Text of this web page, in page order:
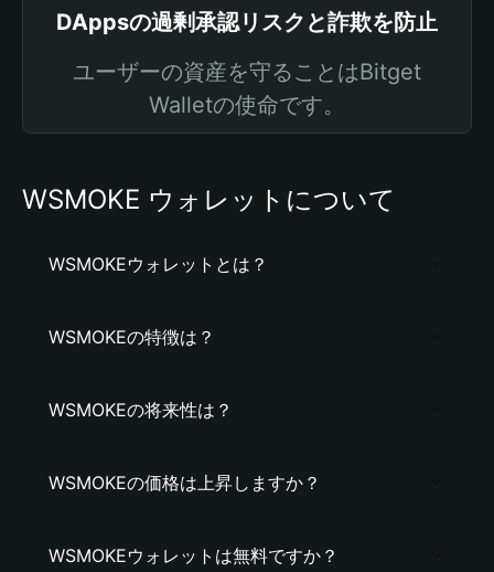
DAppsの過剰承認リスクと詐欺を防止
ユーザーの資産を守ることはBitget
Walletの使命です。
WSMOKE ウォレットについて
WSMOKEウォレットとは？
WSMOKEの特徴は？
WSMOKEの将来性は？
WSMOKEの価格は上昇しますか？
WSMOKEウォレットは無料ですか？